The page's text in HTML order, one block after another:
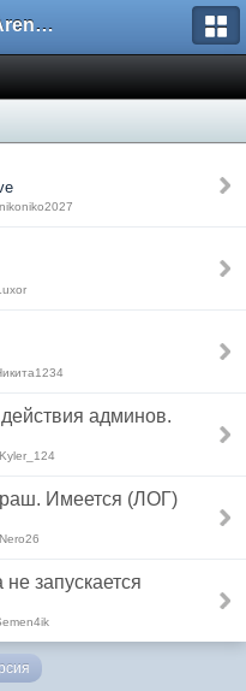
Форум MyArena.ru
админов.
Имеется (ЛОГ)
запускается